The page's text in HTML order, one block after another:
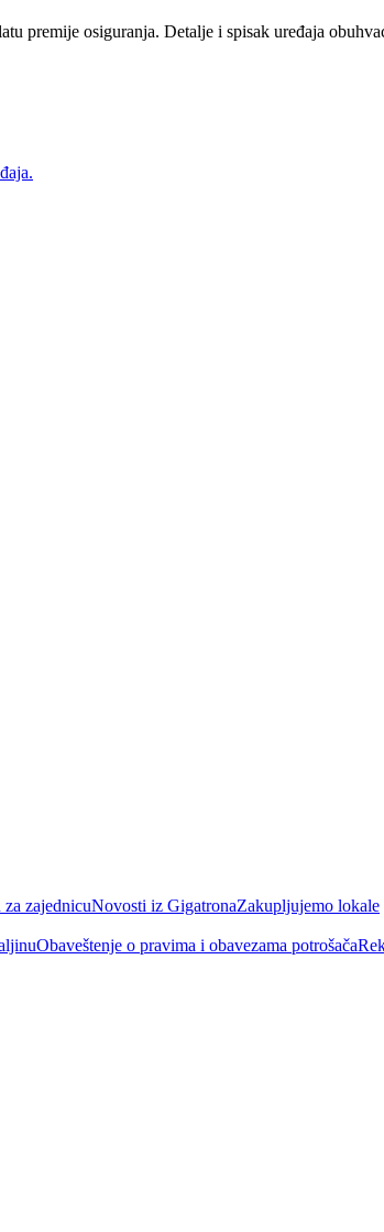
premije osiguranja. Detalje i spisak uređaja
zajednicuNovosti iz GigatronaZakupljujemo lokale
Obaveštenje o pravima i obavezama potrošača